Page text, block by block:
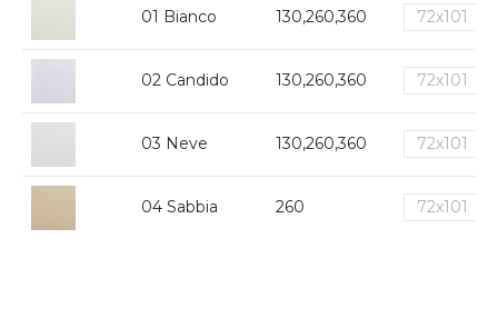
01 Bianco 130,260,360 72x101
02 Candido 130,260,360 72x101
03 Neve 130,260,360 72x101
04 Sabbia 260 72x101